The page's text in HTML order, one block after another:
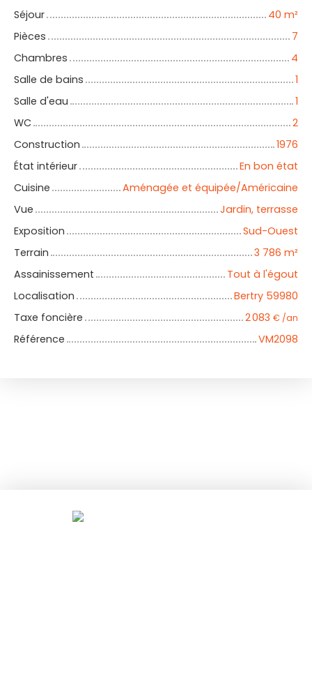
Séjour
40 m²
Pièces
7
Chambres
4
Salle de bains
1
Salle d'eau
1
WC
2
Construction
1976
État intérieur
En bon état
Cuisine
Aménagée et équipée/Américaine
Vue
Jardin, terrasse
Exposition
Sud-Ouest
Terrain
3 786 m²
Assainissement
Tout à l'égout
Localisation
Bertry 59980
Taxe foncière
2 083 € /an
Référence VM2098